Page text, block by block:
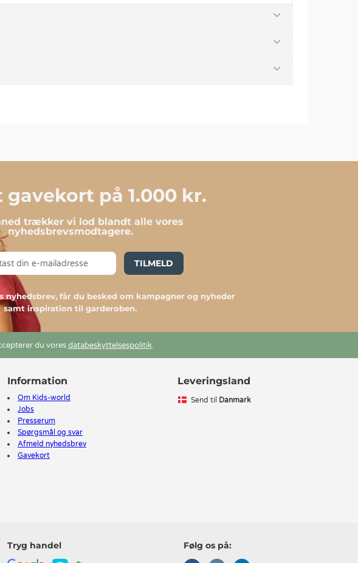
gavekort på 1.000 kr.
trækker vi lod blandt alle vores
nyhedsbrevsmodtagere.
TILMELD
nyhedsbrev, får du besked om kampagner og nyheder
samt inspiration til garderoben.
du voresdatabeskyttelsespolitik.
Information
Om Kids-world
Jobs
Presserum
Spørgsmål og svar
Afmeld nyhedsbrev
Gavekort
Leveringsland
Send til Danmark
Tryg handel Følg os på: